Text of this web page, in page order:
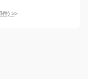
3件) >